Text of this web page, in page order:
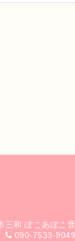
三和 ぽこあぽこ
090-7533-9049